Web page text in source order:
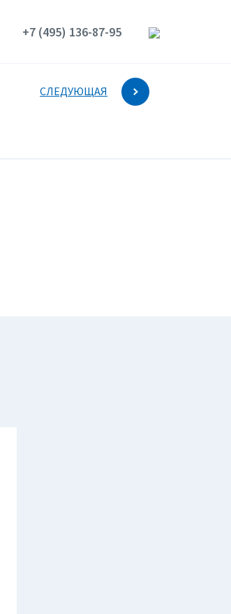
+7 (495) 136-87-95
СЛЕДУЮЩАЯ